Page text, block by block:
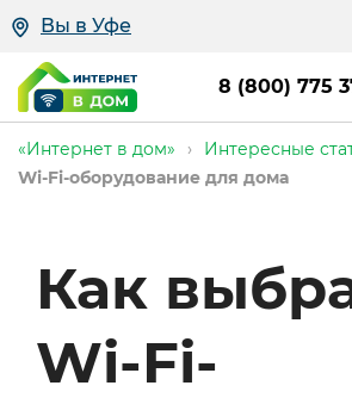
Вы в Уфе
8 (800) 775
«Интернет в дом» › Интересные
Wi-Fi-оборудование для дома
Как
Wi-Fi-